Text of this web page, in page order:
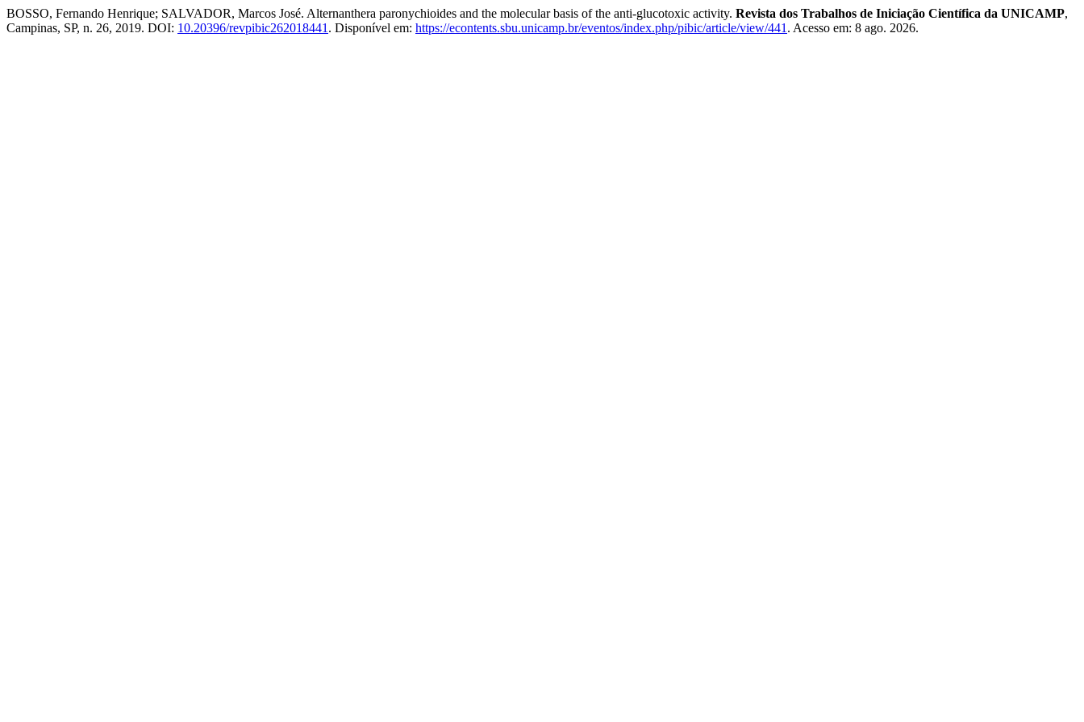
BOSSO, Fernando Henrique; SALVADOR, Marcos José. Alternanthera paronychioides and the molecular basis of the anti-glucotoxic activity. Revista dos Trabalhos de Iniciação Científica da UNICAMP,
Campinas, SP, n. 26, 2019. DOI: 10.20396/revpibic262018441 . Disponível em: https://econtents.sbu.unicamp.br/eventos/index.php/pibic/article/view/441 . Acesso em: 8 ago. 2026.